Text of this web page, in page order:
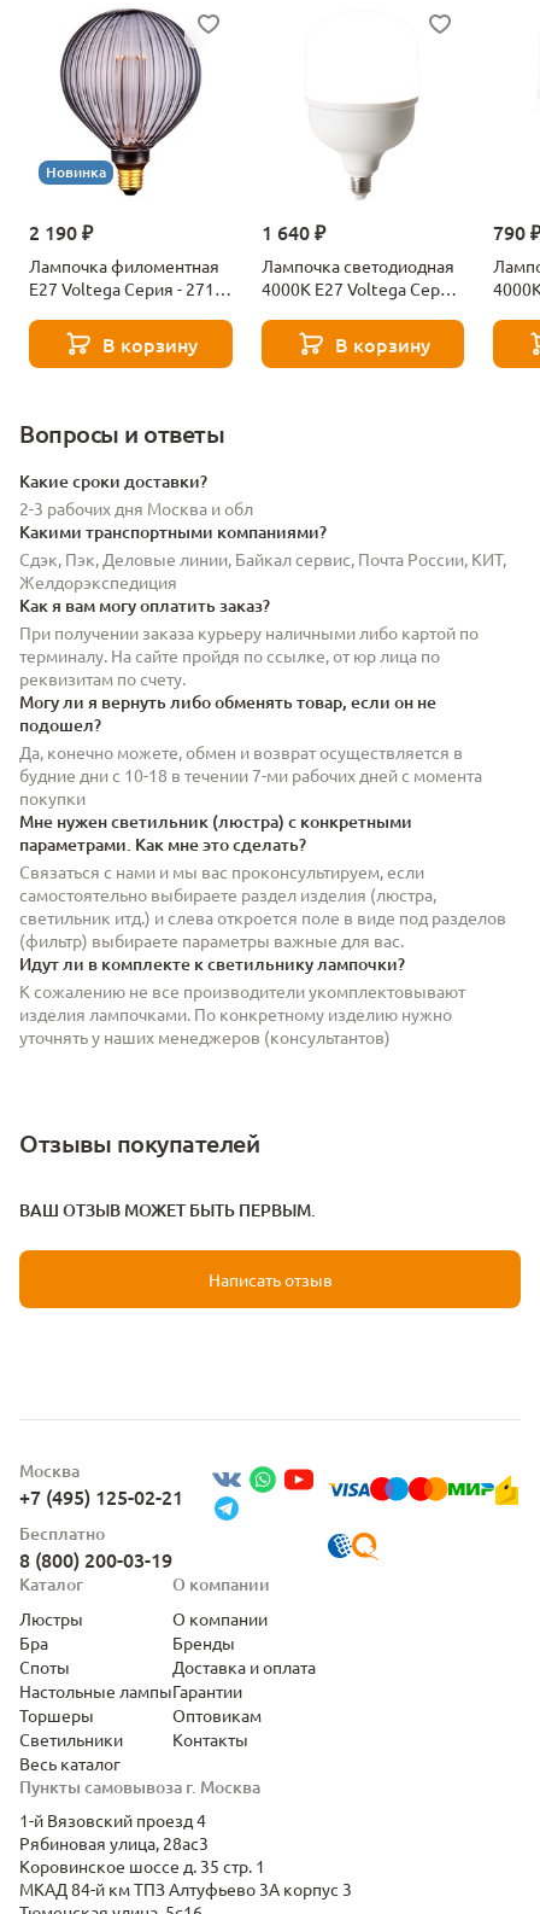
Новинка
2 190 ₽
Лампочка филоментная
Е27 Voltega Серия - 271
В корзину
1 640 ₽
Лампочка светодиодная
4000К Е27 Voltega Серия
В корзину
790
Вопросы и ответы
Какие сроки доставки?
2-3 рабочих дня Москва и обл
Какими транспортными компаниями?
Сдэк, Пэк, Деловые линии, Байкал сервис, Почта России, КИТ,
Желдорэкспедиция
Как я вам могу оплатить заказ?
При получении заказа курьеру наличными либо картой по
терминалу. На сайте пройдя по ссылке, от юр лица по
реквизитам по счету.
Могу ли я вернуть либо обменять товар, если он не
подошел?
Да, конечно можете, обмен и возврат осуществляется в
будние дни с 10-18 в течении 7-ми рабочих дней с момента
покупки
Мне нужен светильник (люстра) с конкретными
параметрами. Как мне это сделать?
Связаться с нами и мы вас проконсультируем, если
самостоятельно выбираете раздел изделия (люстра,
светильник итд.) и слева откроется поле в виде под разделов
(фильтр) выбираете параметры важные для вас.
Идут ли в комплекте к светильнику лампочки?
К сожалению не все производители укомплектовывают
изделия лампочками. По конкретному изделию нужно
уточнять у наших менеджеров (консультантов)
Отзывы покупателей
ВАШ ОТЗЫВ МОЖЕТ БЫТЬ ПЕРВЫМ.
Написать отзыв
Москва
+7 (495) 125-02-21
Бесплатно
8 (800) 200-03-19
Пункты самовывоза г. Москва
1-й Вязовский проезд 4
Рябиновая улица, 28ас3
Коровинское шоссе д. 35 стр. 1
МКАД 84-й км ТПЗ Алтуфьево 3А корпус 3
Каталог
Люстры
Бра
Споты
Настольные лампы
Торшеры
Светильники
Весь каталог
О компании
О компании
Бренды
Доставка и оплата
Гарантии
Оптовикам
Контакты